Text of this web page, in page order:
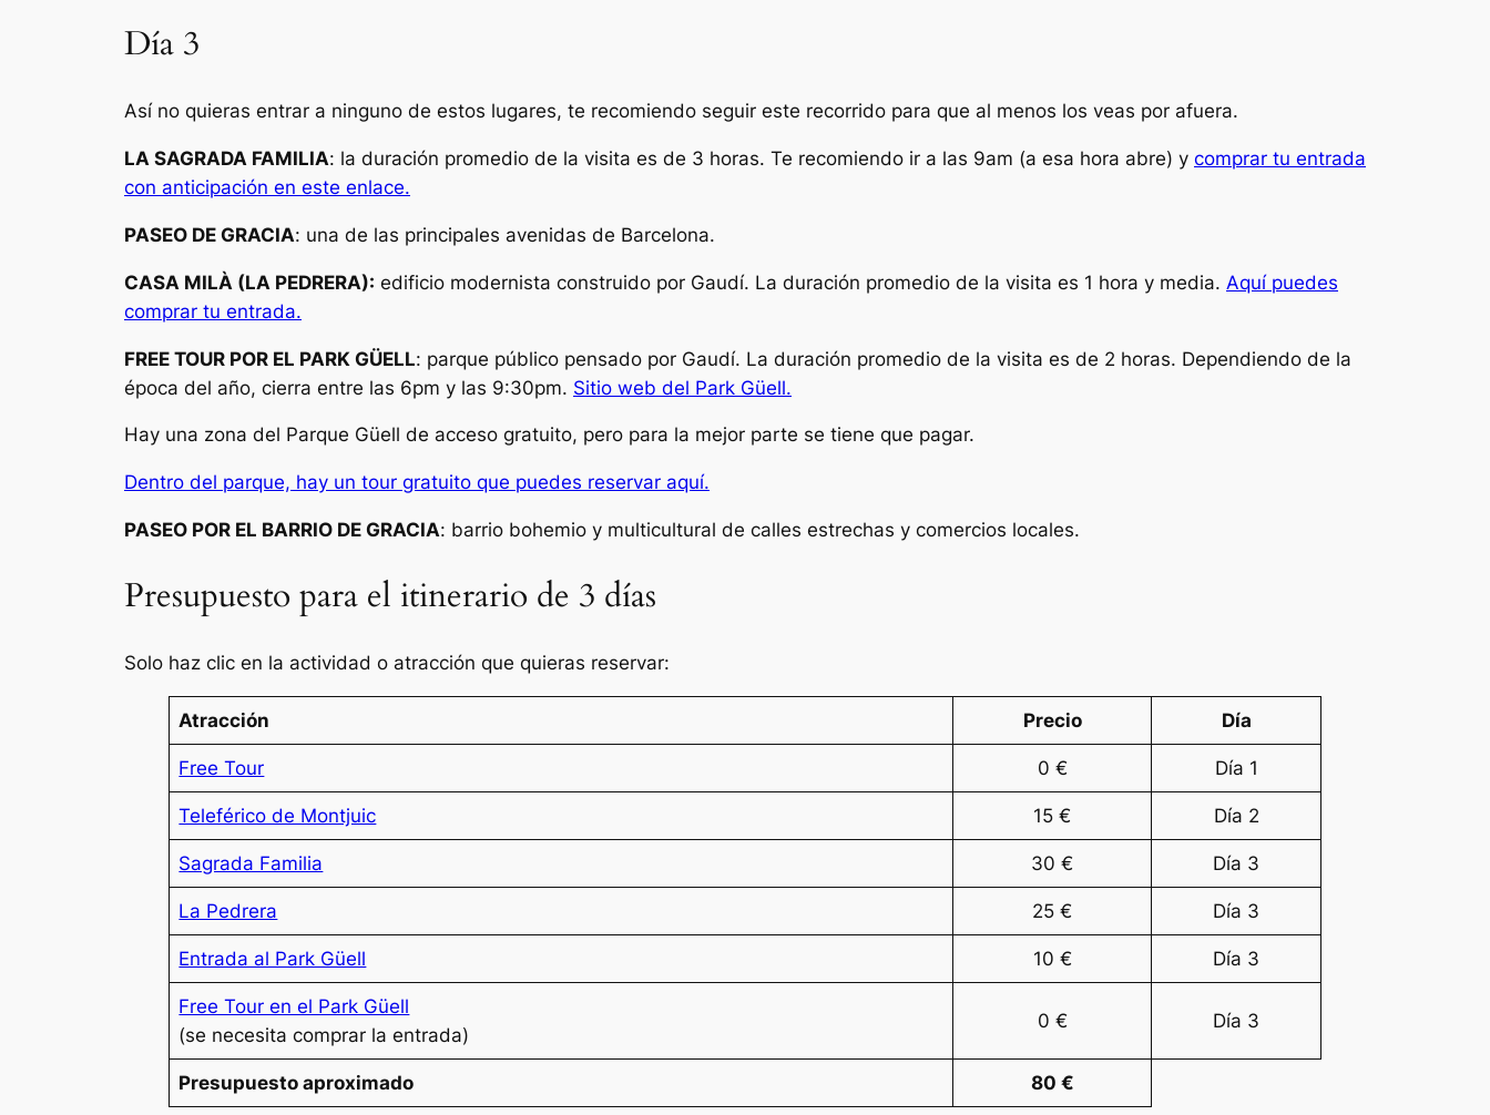
Día 3
Así no quieras entrar a ninguno de estos lugares, te recomiendo seguir este recorrido para que al menos los veas por afuera.
LA SAGRADA FAMILIA: la duración promedio de la visita es de 3 horas. Te recomiendo ir a las 9am (a esa hora abre) y comprar tu entrada
con anticipación en este enlace.
PASEO DE GRACIA: una de las principales avenidas de Barcelona.
CASA MILÀ (LA PEDRERA): edificio modernista construido por Gaudí. La duración promedio de la visita es 1 hora y media. Aquí puedes
comprar tu entrada.
FREE TOUR POR EL PARK GÜELL: parque público pensado por Gaudí. La duración promedio de la visita es de 2 horas. Dependiendo de la
época del año, cierra entre las 6pm y las 9:30pm. Sitio web del Park Güell.
Hay una zona del Parque Güell de acceso gratuito, pero para la mejor parte se tiene que pagar.
Dentro del parque, hay un tour gratuito que puedes reservar aquí.
PASEO POR EL BARRIO DE GRACIA: barrio bohemio y multicultural de calles estrechas y comercios locales.
Presupuesto para el itinerario de 3 días
Solo haz clic en la actividad o atracción que quieras reservar:
Atracción Precio Día
Free Tour 0 € Día 1
Teleférico de Montjuic 15 € Día 2
Sagrada Familia 30 € Día 3
La Pedrera 25 € Día 3
Entrada al Park Güell 10 € Día 3
Free Tour en el Park Güell
(se necesita comprar la entrada)
0 € Día 3
Presupuesto aproximado 80 €